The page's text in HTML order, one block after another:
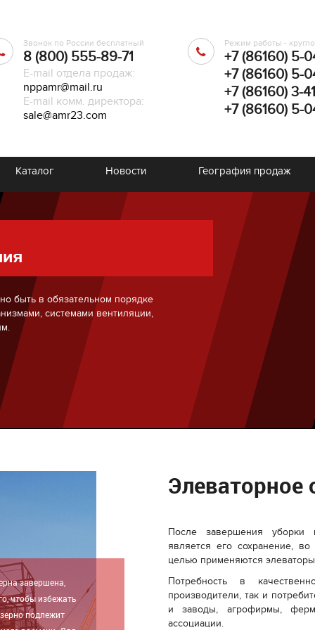
Звонок по России бесплатный
8 (800) 555-89-71
E-mail отдела продаж:
nppamr@mail.ru
E-mail комм. директора:
sale@amr23.com
Режим работы -
+7 (86160) 5-
+7 (86160) 5-
+7 (86160) 3-
+7 (86160) 5-
Каталог Новости География продаж
обязательном порядке
системами вентиляции,
завершена,
чтобы избежать
подлежит
Элеваторное
После завершения уборки
является его сохранение,
целью применяются
Потребность в
производители, так и
и заводы, агрофирмы,
ассоциации.